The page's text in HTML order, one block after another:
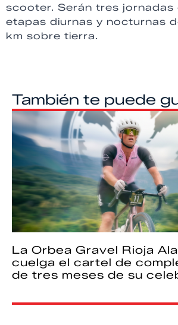
scooter. Serán tres jornadas
etapas diurnas y nocturnas
km sobre tierra.
También te puede
La Orbea Gravel Rioja
cuelga el cartel de
de tres meses de su